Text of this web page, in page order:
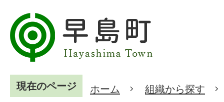
現在のページ ホーム 組織から探す